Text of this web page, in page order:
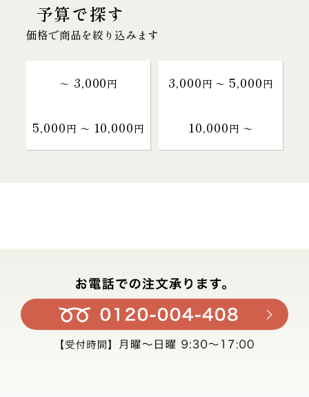
予算で探す
価格で商品を絞り込みます
～ 3,000円 3,000円 〜 5,000円
5,000円 〜 10,000円 10,000円 〜